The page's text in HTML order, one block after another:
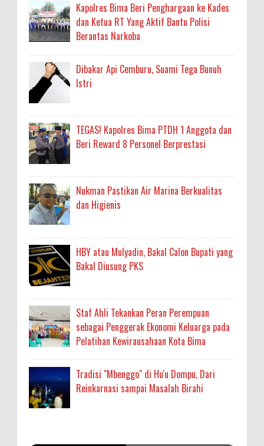
Kapolres Bima Beri Penghargaan ke Kades
dan Ketua RT Yang Aktif Bantu Polisi
Berantas Narkoba
Dibakar Api Cemburu, Suami Tega Bunuh
Istri
TEGAS! Kapolres Bima PTDH 1 Anggota dan
Beri Reward 8 Personel Berprestasi
Nukman Pastikan Air Marina Berkualitas
dan Higienis
HBY atau Mulyadin, Bakal Calon Bupati yang
Bakal Diusung PKS
Staf Ahli Tekankan Peran Perempuan
sebagai Penggerak Ekonomi Keluarga pada
Pelatihan Kewirausahaan Kota Bima
Tradisi "Mbenggo" di Hu'u Dompu, Dari
Reinkarnasi sampai Masalah Birahi